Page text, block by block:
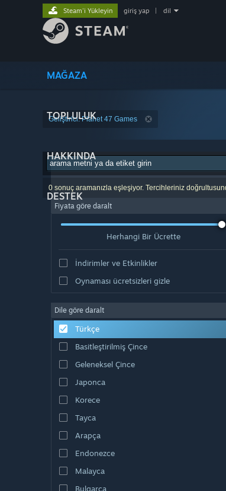
MAĞAZA
TOPLULUK
HAKKINDA
DESTEK
Steam'i Yükleyin giriş yap dil
Geliştirici: Planet 47 Games
0 sonuç aramanızla eşleşiyor. Tercihleriniz
Fiyata göre daralt
Herhangi Bir Ücrette
İndirimler ve Etkinlikler
Oynaması ücretsizleri gizle
Dile göre daralt
Türkçe
Basitleştirilmiş Çince
Geleneksel Çince
Japonca
Korece
Tayca
Arapça
Endonezce
Malayca
Bulgarca